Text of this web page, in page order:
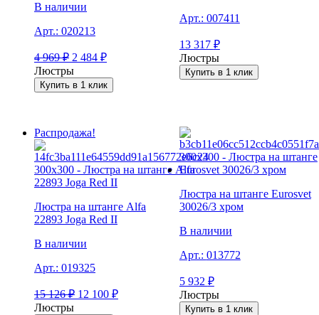
В наличии
Арт.: 020213
4 969₽ 2 484 ₽
Люстры
Купить в 1 клик
Арт.: 007411
13 317 ₽
Люстры
Купить в 1 клик
Распродажа!
Люстра на штанге Alfa
22893 Joga Red II
В наличии
Арт.: 019325
15 126₽ 12 100 ₽
Люстры
Люстра на штанге Eurosvet
30026/3 хром
В наличии
Арт.: 013772
5 932 ₽
Люстры
Купить в 1 клик